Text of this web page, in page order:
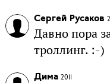
Сергей Русаков
Давно пора
троллинг. :-)
Дима 2011